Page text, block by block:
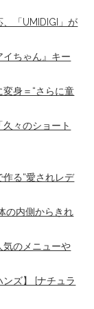
「UMIDIGI」が
イちゃん』キー
変身＝“さらに童
々のショート
る“愛されレデ
の内側からきれ
気のメニューや
ズ】 [ナチュラ